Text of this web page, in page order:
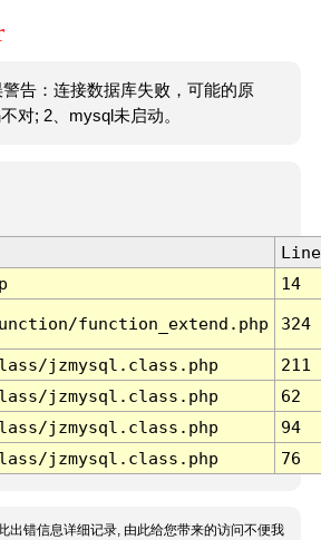
告：连接数据库失败，可能的原
对; 2、mysql未启动。
Line
14
function_extend.php 324
jzmysql.class.php
211
jzmysql.class.php
62
jzmysql.class.php
94
jzmysql.class.php 76
出错信息详细记录, 由此给您带来的访问不便我